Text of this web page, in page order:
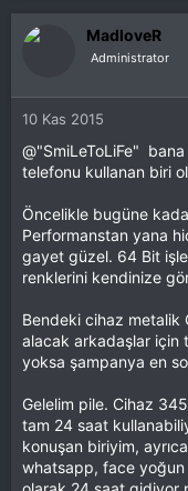
MadloveR
Administrator
10 Kas 2015
@"SmiLeToLiFe"
telefonu kullanan biri
Öncelikle bugüne
Performanstan yana
gayet güzel. 64 Bit
renklerini kendinize
Bendeki cihaz metalik
alacak arkadaşlar için
yoksa şampanya en
Gelelim pile. Cihaz
tam 24 saat
konuşan biriyim,
whatsapp, face